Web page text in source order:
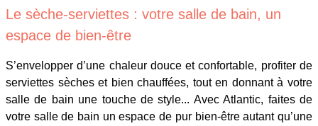
Le sèche-serviettes : votre salle de bain, un
espace de bien-être
S’envelopper d’une chaleur douce et confortable, profiter de
serviettes sèches et bien chauffées, tout en donnant à votre
salle de bain une touche de style... Avec Atlantic, faites de
votre salle de bain un espace de pur bien-être autant qu’une